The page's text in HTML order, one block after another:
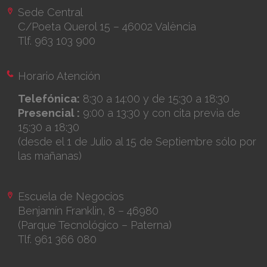
Sede Central
C/Poeta Querol 15 – 46002 València
Tlf. 963 103 900
Horario Atención
Telefónica: 8:30 a 14:00 y de 15:30 a 18:30
Presencial : 9:00 a 13:30 y con cita previa de
15:30 a 18:30
(desde el 1 de Julio al 15 de Septiembre sólo por
las mañanas)
Escuela de Negocios
Benjamín Franklin, 8 – 46980
(Parque Tecnológico – Paterna)
Tlf. 961 366 080